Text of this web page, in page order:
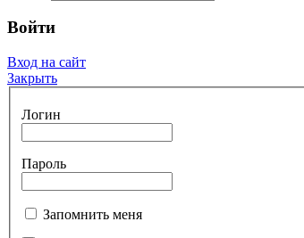
Войти
Вход на сайт
Закрыть
Логин
Пароль
Запомнить меня